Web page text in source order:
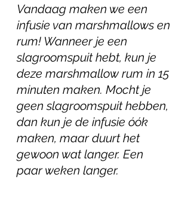
Vandaag maken we een
infusie van marshmallows en
rum! Wanneer je een
slagroomspuit hebt, kun je
deze marshmallow rum in 15
minuten maken. Mocht je
geen slagroomspuit hebben,
dan kun je de infusie óók
maken, maar duurt het
gewoon wat langer. Een
paar weken langer.